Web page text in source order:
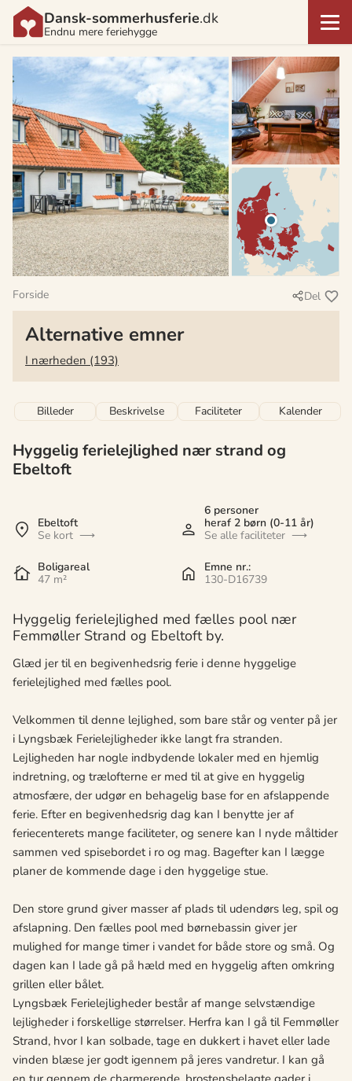
Dansk-sommerhusferie.dk
Endnu mere feriehygge
Forside Del
Alternative emner
I nærheden (193)
Billeder Beskrivelse Faciliteter Kalender
Hyggelig ferielejlighed nær strand og
Ebeltoft
Ebeltoft
Se kort
6 personer
heraf 2 børn (0-11 år)
Se alle faciliteter
Boligareal
47 m²
Emne nr.:
130-D16739
Hyggelig ferielejlighed med fælles pool nær
Femmøller Strand og Ebeltoft by.
Glæd jer til en begivenhedsrig ferie i denne hyggelige
ferielejlighed med fælles pool.
Velkommen til denne lejlighed, som bare står og venter på jer
i Lyngsbæk Ferielejligheder ikke langt fra stranden.
Lejligheden har nogle indbydende lokaler med en hjemlig
indretning, og trælofterne er med til at give en hyggelig
atmosfære, der udgør en behagelig base for en afslappende
ferie. Efter en begivenhedsrig dag kan I benytte jer af
feriecenterets mange faciliteter, og senere kan I nyde måltider
sammen ved spisebordet i ro og mag. Bagefter kan I lægge
planer de kommende dage i den hyggelige stue.
Den store grund giver masser af plads til udendørs leg, spil og
afslapning. Den fælles pool med børnebassin giver jer
mulighed for mange timer i vandet for både store og små. Og
dagen kan I lade gå på hæld med en hyggelig aften omkring
grillen eller bålet.
Lyngsbæk Ferielejligheder består af mange selvstændige
lejligheder i forskellige størrelser. Herfra kan I gå til Femmøller
Strand, hvor I kan solbade, tage en dukkert i havet eller lade
vinden blæse jer godt igennem på jeres vandretur. I kan gå